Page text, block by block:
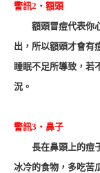
警訊2‧額頭
額頭冒痘代表你心
出，所以額頭才會有
睡眠不足所導致，若
況。
警訊3‧鼻子
長在鼻頭上的痘子
冰冷的食物，多吃苦